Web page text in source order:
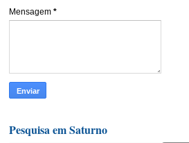
Mensagem *
Pesquisa em Saturno